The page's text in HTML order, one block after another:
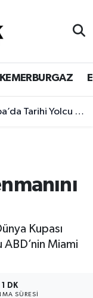
KEMERBURGAZ
Yolcu Rekoru
Kupası
ABD’nin Miami
1 DK
SÜRESI